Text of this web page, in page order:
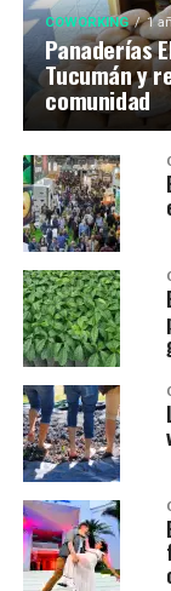
COWORKING 1
Panaderías
Tucumán y
comunidad